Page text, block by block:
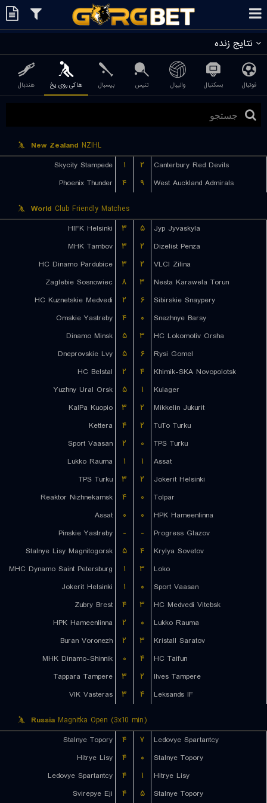
نتایج زنده
فوتبال بسکتبال والیبال تنیس بیسبال هاکی روی یخ هندبال
New Zealand NZIHL
Skycity Stampede
۱ ۲
Canterbury Red Devils
Phoenix Thunder
۴ ۹ West Auckland Admirals
World Club Friendly Matches
HIFK Helsinki
۳ ۵
Jyp Jyvaskyla
MHK Tambov
۳ ۲
Dizelist Penza
HC Dinamo Pardubice
۳ ۲
VLCI Zilina
Zaglebie Sosnowiec
۸ ۳
Nesta Karawela Torun
HC Kuznetskie Medvedi
۲ ۶
Sibirskie Snaypery
Omskie Yastreby
۴ ۰
Snezhnye Barsy
Dinamo Minsk
۵ ۳
HC Lokomotiv Orsha
Dneprovskie Lvy
۵ ۶
Rysi Gomel
HC Belstal
۲ ۴
Khimik-SKA Novopolotsk
Yuzhny Ural Orsk
۵ ۱
Kulager
KalPa Kuopio
۳ ۲
Mikkelin Jukurit
Kettera
۴ ۲
TuTo Turku
Sport Vaasan
۲ ۰
TPS Turku
Lukko Rauma
۱ ۱
Assat
TPS Turku
۳ ۲
Jokerit Helsinki
Reaktor Nizhnekamsk
۴ ۰
Tolpar
Assat
۰ ۰
HPK Hameenlinna
Pinskie Yastreby
- -
Progress Glazov
Stalnye Lisy Magnitogorsk
۵ ۴
Krylya Sovetov
MHC Dynamo Saint Petersburg
۱ ۳
Loko
Jokerit Helsinki
۱ ۰
Sport Vaasan
Zubry Brest
۴ ۳
HC Medvedi Vitebsk
HPK Hameenlinna
۲ ۰
Lukko Rauma
Buran Voronezh
۲ ۳
Kristall Saratov
MHK Dinamo-Shinnik
۰ ۴
HC Taifun
Tappara Tampere
۳ ۲
Ilves Tampere
VIK Vasteras
۳ ۴ Leksands IF
Russia Magnitka Open (3x10 min)
Stalnye Topory
۴ ۷
Ledovye Spartantcy
Hitrye Lisy
۴ ۰
Stalnye Topory
Ledovye Spartantcy
۴ ۱
Hitrye Lisy
Svirepye Eji
۴ ۵ Stalnye Topory